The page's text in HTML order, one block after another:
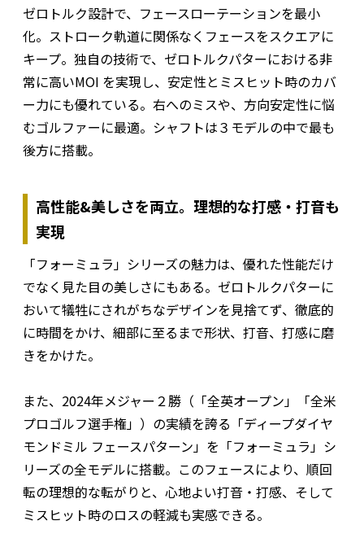
ゼロトルク設計で、フェースローテーションを最小
化。ストローク軌道に関係なくフェースをスクエアに
キープ。独自の技術で、ゼロトルクパターにおける非
常に高いMOI を実現し、安定性とミスヒット時のカバ
ー力にも優れている。右へのミスや、方向安定性に悩
むゴルファーに最適。シャフトは３モデルの中で最も
後方に搭載。
高性能&美しさを両立。理想的な打感・打音も
実現
「フォーミュラ」シリーズの魅力は、優れた性能だけ
でなく見た目の美しさにもある。ゼロトルクパターに
おいて犠牲にされがちなデザインを見捨てず、徹底的
に時間をかけ、細部に至るまで形状、打音、打感に磨
きをかけた。
また、2024年メジャー２勝（「全英オープン」「全米
プロゴルフ選手権」）の実績を誇る「ディープダイヤ
モンドミル フェースパターン」を「フォーミュラ」シ
リーズの全モデルに搭載。このフェースにより、順回
転の理想的な転がりと、心地よい打音・打感、そして
ミスヒット時のロスの軽減も実感できる。